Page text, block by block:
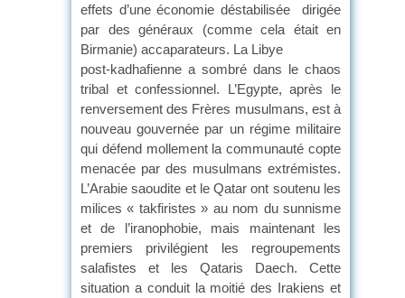
effets d’une économie déstabilisée dirigée
par des généraux (comme cela était en
Birmanie) accaparateurs. La Libye
post-kadhafienne a sombré dans le chaos
tribal et confessionnel. L’Egypte, après le
renversement des Frères musulmans, est à
nouveau gouvernée par un régime militaire
qui défend mollement la communauté copte
menacée par des musulmans extrémistes.
L’Arabie saoudite et le Qatar ont soutenu les
milices « takfiristes » au nom du sunnisme
et de l’iranophobie, mais maintenant les
premiers privilégient les regroupements
salafistes et les Qataris Daech. Cette
situation a conduit la moitié des Irakiens et